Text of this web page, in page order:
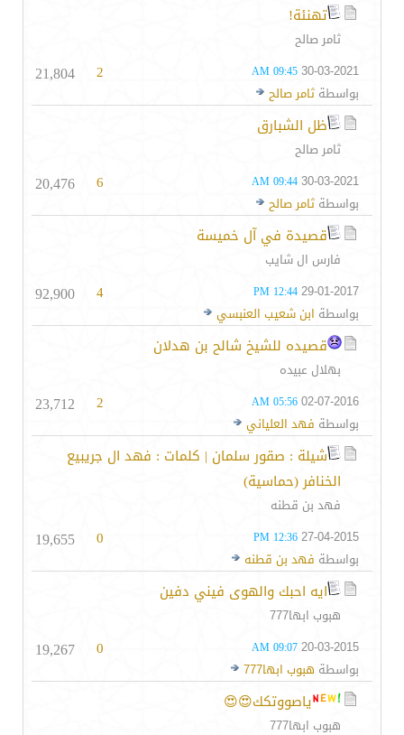
تهنئة!
ثامر صالح
30-03-2021
09:45 AM
بواسطة ثامر صالح
2
21,804
ظل الشبارق
ثامر صالح
30-03-2021
09:44 AM
بواسطة ثامر صالح
6
20,476
قصيدة في آل خميسة
فارس ال شايب
29-01-2017
12:44 PM
بواسطة ابن شعيب العنبسي
4
92,900
قصيده للشيخ شالح بن هدلان
بهلال عبيده
02-07-2016
05:56 AM
بواسطة فهد العلياني
2
23,712
شيلة : صقور سلمان | كلمات : فهد ال جريبيع
الخنافر (حماسية)
فهد بن قطنه
27-04-2015
12:36 PM
بواسطة فهد بن قطنه
0
19,655
ايه احبك والهوى فيني دفين
هبوب ابها777
20-03-2015
09:07 AM
بواسطة هبوب ابها777
0
19,267
ياصووتكك😍😍
هبوب ابها777